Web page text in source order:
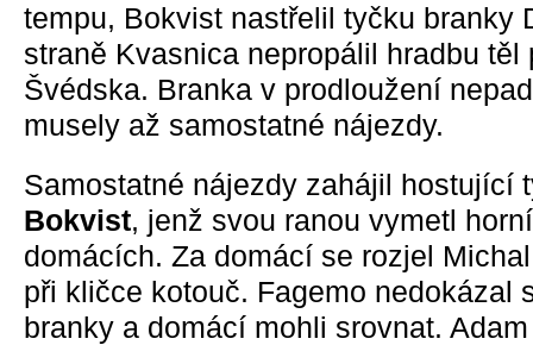
tempu, Bokvist nastřelil tyčku branky
straně Kvasnica nepropálil hradbu těl
Švédska. Branka v prodloužení
musely až samostatné nájezdy.
Samostatné nájezdy zahájil hostující
Bokvist, jenž svou ranou vymetl
domácích. Za domácí se rozjel
při kličce kotouč. Fagemo nedokázal
branky a domácí mohli srovnat.